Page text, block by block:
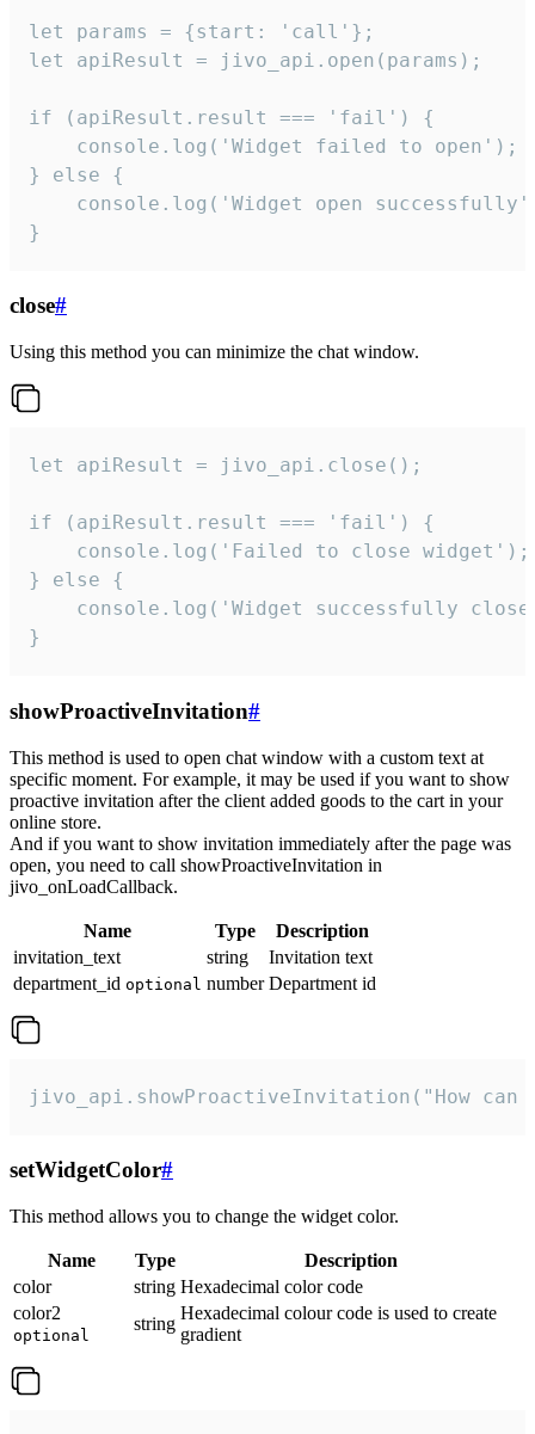
let params = {start: 'call'};
let apiResult = jivo_api.open(params);
if (apiResult.result === 'fail') {
    console.log('Widget failed to open');
} else {
console.log('Widget open
}
close#
Using this method you can minimize the chat window.
let apiResult = jivo_api.close();
if (apiResult.result === 'fail') {
    console.log('Failed to close widget');
} else {
console.log('Widget successfully
}
showProactiveInvitation#
This method is used to open chat window with a custom text at
specific moment. For example, it may be used if you want to show
proactive invitation after the client added goods to the cart in your
online store.
And if you want to show invitation immediately after the page was
open, you need to call showProactiveInvitation in
jivo_onLoadCallback.
Name Type
Description
invitation_text
string
Invitation text
department_id optional number Department id
jivo_api.showProactiveInvitation("How
setWidgetColor#
This method allows you to change the widget color.
Name Type
Description
color
string Hexadecimal color code
color2
optional
string
Hexadecimal colour code is used to create
gradient